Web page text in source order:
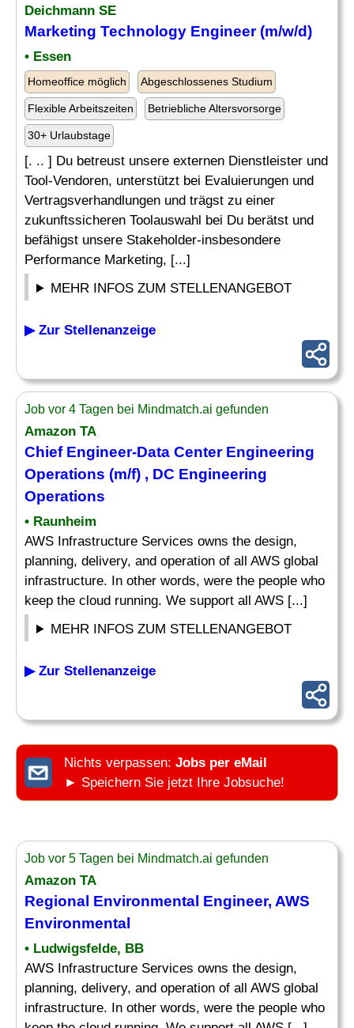
Deichmann SE
Marketing Technology Engineer(m/w/d)
• Essen
Homeoffice möglich Abgeschlossenes Studium
Flexible Arbeitszeiten Betriebliche Altersvorsorge
30+ Urlaubstage
[. .. ] Du betreust unsere externen Dienstleister und
Tool-Vendoren, unterstützt bei Evaluierungen und
Vertragsverhandlungen und trägst zu einer
zukunftssicheren Toolauswahl bei Du berätst und
befähigst unsere Stakeholder-insbesondere
Performance Marketing, [...]
MEHR INFOS ZUM STELLENANGEBOT
▶ Zur Stellenanzeige
Job vor 4 Tagen bei Mindmatch.ai gefunden
Amazon TA
Chief Engineer-Data Center Engineering
Operations (m/f) , DC Engineering
Operations
• Raunheim
AWS Infrastructure Services owns the design,
planning, delivery, and operation of all AWS global
infrastructure. In other words, were the people who
keep the cloud running. We support all AWS [...]
MEHR INFOS ZUM STELLENANGEBOT
▶ Zur Stellenanzeige
Nichts verpassen: Jobs per eMail
► Speichern Sie jetzt Ihre Jobsuche!
Job vor 5 Tagen bei Mindmatch.ai gefunden
Amazon TA
Regional Environmental Engineer, AWS
Environmental
• Ludwigsfelde, BB
AWS Infrastructure Services owns the design,
planning, delivery, and operation of all AWS global
infrastructure. In other words, were the people who